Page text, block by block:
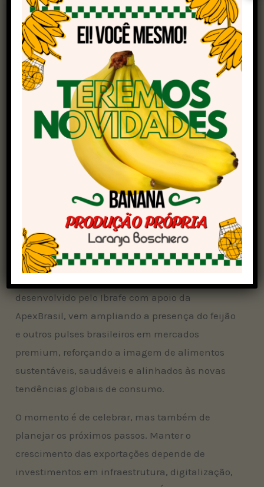
operações. Em um mercado global altamente
competitivo, com gigantes como Índia, Canadá,
Estados Unidos e Austrália, cada atraso é uma
perda de oportunidade.
Ao lado das soluções técnicas, o Brasil conta
com aliados institucionais essenciais. Os adidos
agrícolas no exterior, com apoio do Mapa,
Ministério do Desenvolvimento, Indústria,
Comércio e Serviços (Mdic) e Ministério das
Relações Exteriores (MRE), têm sido
fundamentais para abrir portas, destravar
negociações, alinhar protocolos sanitários e
posicionar o Feijão brasileiro como produto
competitivo e confiável.
desenvolvido pelo Ibrafe com apoio da
ApexBrasil, vem ampliando a presença do feijão
e outros pulses brasileiros em mercados
premium, reforçando a imagem de alimentos
sustentáveis, saudáveis e alinhados às novas
tendências globais de consumo.
O momento é de celebrar, mas também de
planejar os próximos passos. Manter o
crescimento das exportações depende de
investimentos em infraestrutura, digitalização,